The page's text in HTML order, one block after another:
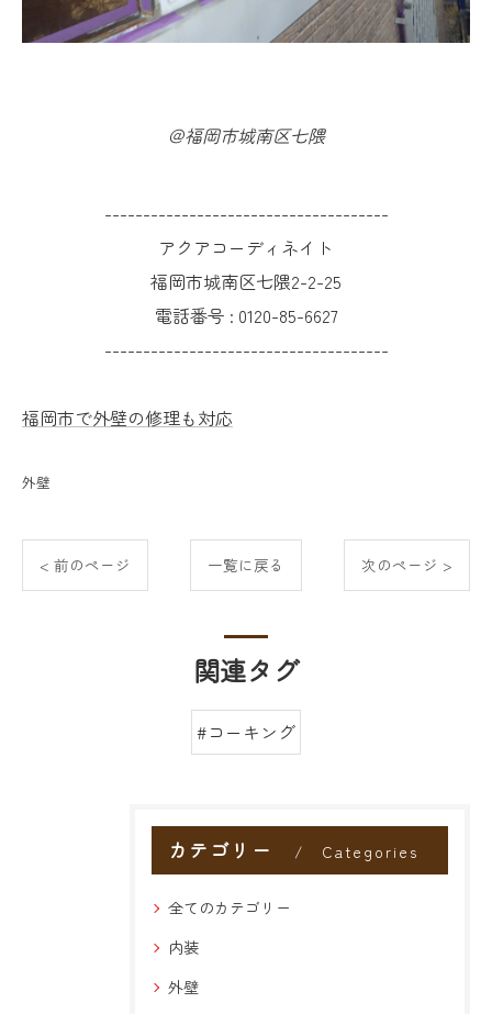
＠福岡市城南区七隈
-------------------------------------
アクアコーディネイト
福岡市城南区七隈2-2-25
電話番号 : 0120-85-6627
-------------------------------------
福岡市で外壁の修理も対応
外壁
< 前のページ 一覧に戻る 次のページ >
関連タグ
#コーキング
カテゴリー Categories
全てのカテゴリー
内装
外壁